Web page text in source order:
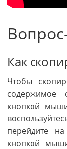
Как
Чтобы
содержимое
кнопкой
перейдите
кнопкой